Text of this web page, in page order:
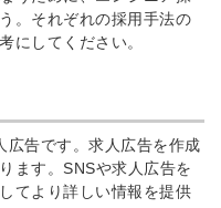
。それぞれの採用手法の
にしてください。
広告です。求人広告を作成
ます。SNSや求人広告を
てより詳しい情報を提供